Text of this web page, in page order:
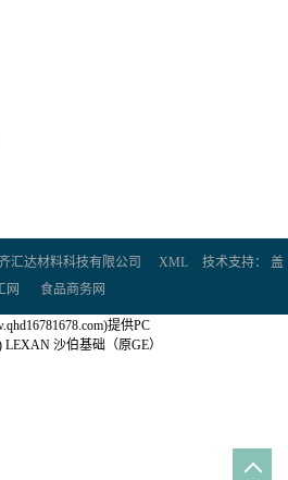
汇达材料科技有限公司 XML 技术支持：
盖
网
食品商务网
提供PC
LEXAN 沙伯基础（原GE）